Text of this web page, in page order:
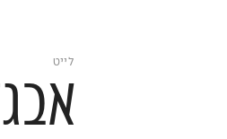
לייט